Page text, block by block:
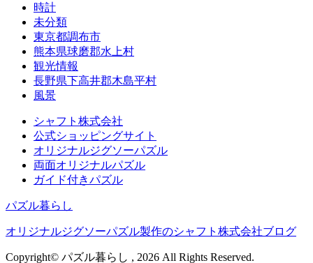
時計
未分類
東京都調布市
熊本県球磨郡水上村
観光情報
長野県下高井郡木島平村
風景
シャフト株式会社
公式ショッピングサイト
オリジナルジグソーパズル
両面オリジナルパズル
ガイド付きパズル
パズル暮らし
オリジナルジグソーパズル製作のシャフト株式会社ブログ
Copyright© パズル暮らし , 2026 All Rights Reserved.